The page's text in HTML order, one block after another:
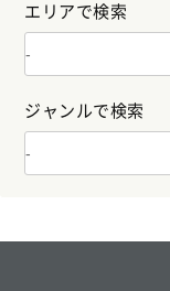
エリアで検索
ジャンルで検索